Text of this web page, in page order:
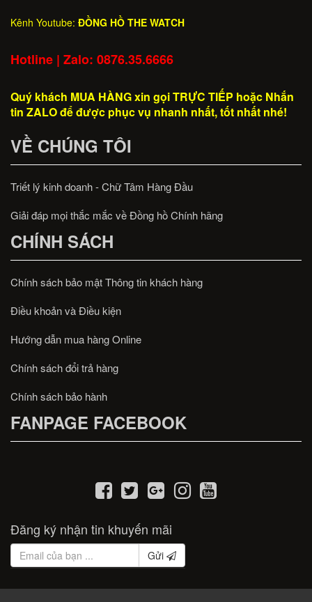
Kênh Youtube: ĐỒNG HỒ THE WATCH
Hotline | Zalo: 0876.35.6666
Quý khách MUA HÀNG xin gọi TRỰC TIẾP hoặc Nhắn
tin ZALO để được phục vụ nhanh nhất, tốt nhất nhé!
VỀ CHÚNG TÔI
Triết lý kinh doanh - Chữ Tâm Hàng Đầu
Giải đáp mọi thắc mắc về Đồng hồ Chính hãng
CHÍNH SÁCH
Chính sách bảo mật Thông tin khách hàng
Điều khoản và Điều kiện
Hướng dẫn mua hàng Online
Chính sách đổi trả hàng
Chính sách bảo hành
FANPAGE FACEBOOK
Đăng ký nhận tin khuyến mãi
Gửi